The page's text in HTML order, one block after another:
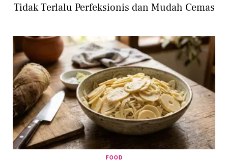
Tidak Terlalu Perfeksionis dan Mudah Cemas
FOOD